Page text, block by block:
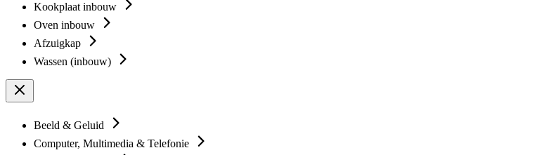
Kookplaat inbouw
Oven inbouw
Afzuigkap
Wassen (inbouw)
Beeld & Geluid
Computer, Multimedia & Telefonie